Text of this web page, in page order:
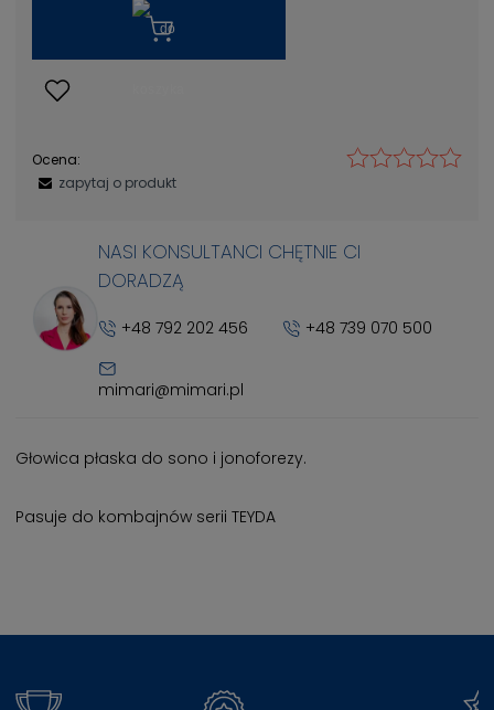
Ocena:
zapytaj o produkt
NASI KONSULTANCI CHĘTNIE CI
DORADZĄ
+48 792 202 456 +48 739 070 500
mimari@mimari.pl
Głowica płaska do sono i jonoforezy.
Pasuje do kombajnów serii TEYDA